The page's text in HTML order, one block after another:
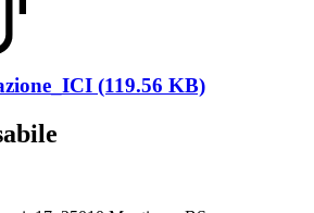
(119.56 KB)